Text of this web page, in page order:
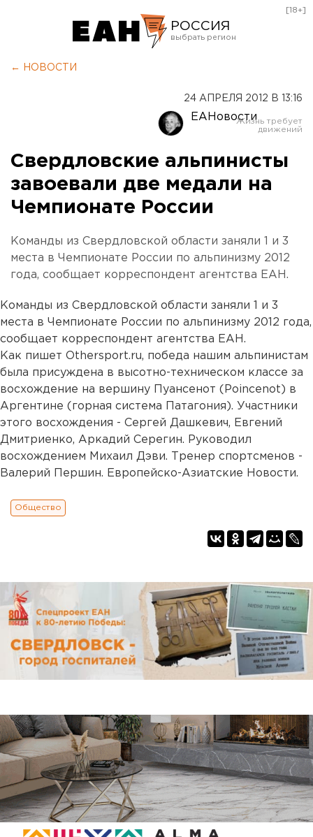
РОССИЯ
Оренбург
[18+]
← НОВОСТИ
24 АПРЕЛЯ 2012 В 13:16
ЕАНовости
Свердловские альпинисты
завоевали две медали на
Чемпионате России
Команды из Свердловской области заняли 1 и 3
места в Чемпионате России по альпинизму 2012
года, сообщает корреспондент агентства ЕАН.
Команды из Свердловской области заняли 1 и 3
места в Чемпионате России по альпинизму 2012 года,
сообщает корреспондент агентства ЕАН.
Как пишет Othersport.ru, победа нашим альпинистам
была присуждена в высотно-техническом классе за
восхождение на вершину Пуансенот (Poincenot) в
Аргентине (горная система Патагония). Участники
этого восхождения - Сергей Дашкевич, Евгений
Дмитриенко, Аркадий Серегин. Руководил
восхождением Михаил Дэви. Тренер спортсменов -
Валерий Першин. Европейско-Азиатские Новости.
Общество